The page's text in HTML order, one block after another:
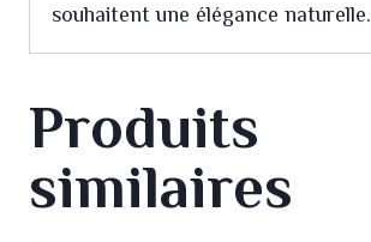
souhaitent une élégance naturelle.
Produits
similaires